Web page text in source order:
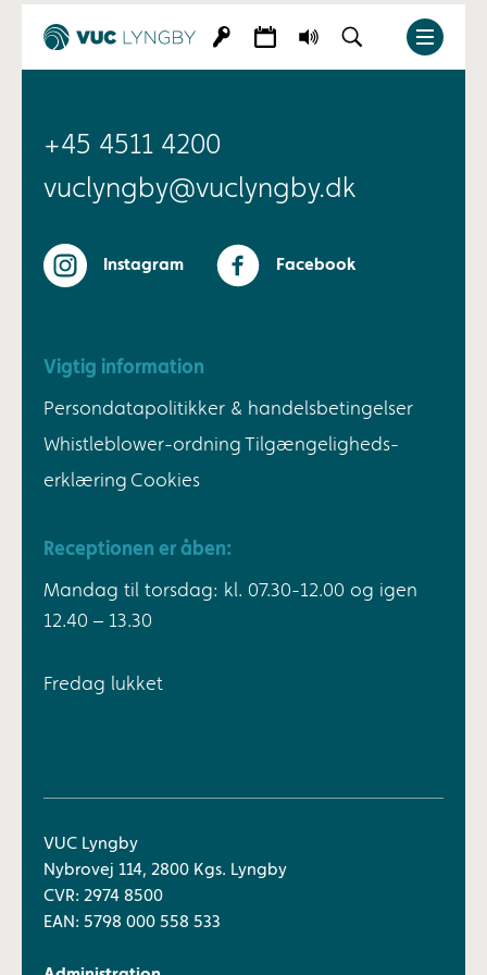
+45 4511 4200
vuclyngby@vuclyngby.dk
Instagram Facebook
Vigtig information
Persondatapolitikker & handelsbetingelser
Whistleblower-ordning Tilgængeligheds-
erklæring Cookies
Receptionen er åben:
Mandag til torsdag: kl. 07.30-12.00 og igen
12.40 – 13.30
Fredag lukket
VUC Lyngby
Nybrovej 114, 2800 Kgs. Lyngby
CVR: 2974 8500
EAN: 5798 000 558 533